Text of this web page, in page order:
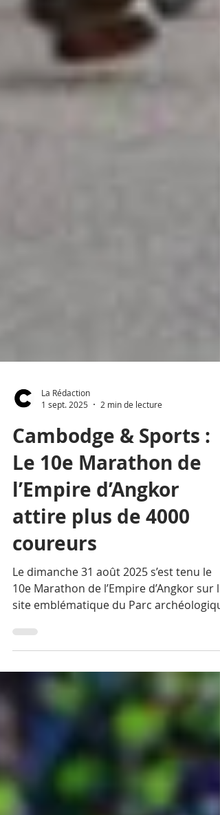
La Rédaction
1 sept. 2025
2 min de lecture
Cambodge & Sports :
Le 10e Marathon de
l’Empire d’Angkor
attire plus de 4000
coureurs
Le dimanche 31 août 2025 s’est tenu le
10e Marathon de l’Empire d’Angkor sur le
venus du Cambodge et du monde entier.
Cet événement sportif majeur, qui s’est
déroulé devant le majestueux temple
d’Angkor Wat, a offert aux coureurs une
expérience hors du commun proposant
découverte du patrimoine culturel
remarquable et de la beauté naturelle
environnante.